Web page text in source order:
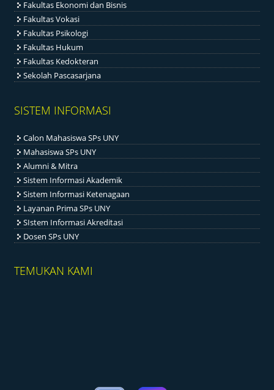
Fakultas Ekonomi dan Bisnis
Fakultas Vokasi
Fakultas Psikologi
Fakultas Hukum
Fakultas Kedokteran
Sekolah Pascasarjana
SISTEM INFORMASI
Calon Mahasiswa SPs UNY
Mahasiswa SPs UNY
Alumni & Mitra
Sistem Informasi Akademik
Sistem Informasi Ketenagaan
Layanan Prima SPs UNY
SIstem Informasi Akreditasi
Dosen SPs UNY
TEMUKAN KAMI